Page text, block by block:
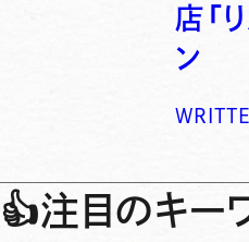
店「
ン
👍注目のキー